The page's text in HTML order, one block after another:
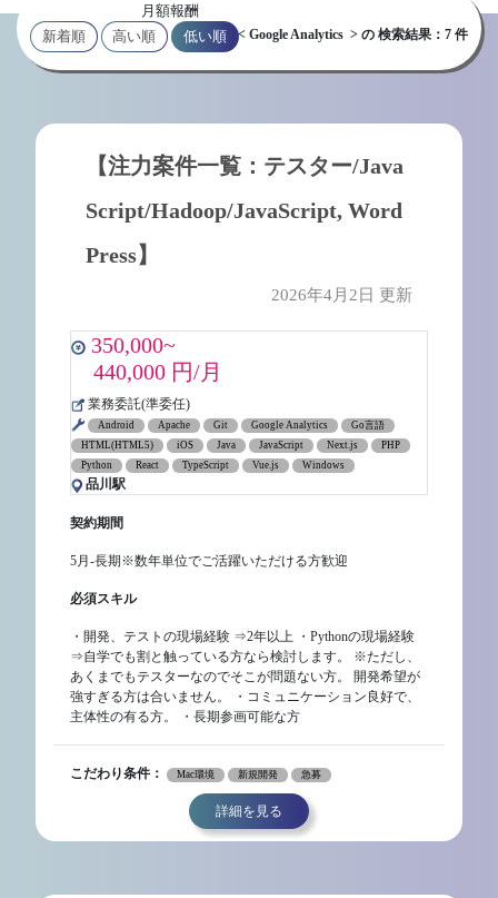
新着順
月額報酬
高い順
低い順 < Google Analytics > の 検索結果：7 件
【注力案件一覧：テスター/Java
Script/Hadoop/JavaScript, Word
Press】
2026年4月2日 更新
350,000~
440,000 円/月
業務委託(準委任)
Android Apache Git Google Analytics
Go言語
HTML(HTML5)
iOS Java JavaScript Next.js
PHP
Python
React TypeScript Vue.js Windows
品川駅
契約期間
5月-長期※数年単位でご活躍いただける方歓迎
必須スキル
・開発、テストの現場経験 ⇒2年以上 ・Pythonの現場経験
⇒自学でも割と触っている方なら検討します。 ※ただし、
あくまでもテスターなのでそこが問題ない方。 開発希望が
強すぎる方は合いません。 ・コミュニケーション良好で、
主体性の有る方。 ・長期参画可能な方
こだわり条件： Mac環境 新規開発 急募
詳細を見る